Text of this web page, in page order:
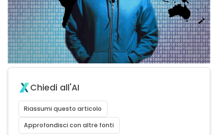
Chiedi all'AI
Riassumi questo articolo
Approfondisci con altre fonti